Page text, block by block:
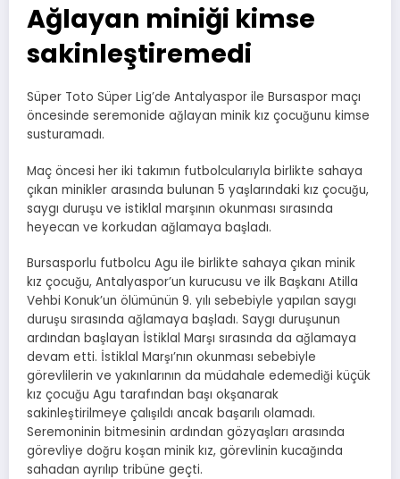
Ağlayan miniği kimse
sakinleştiremedi
Süper Toto Süper Lig’de Antalyaspor ile Bursaspor maçı
öncesinde seremonide ağlayan minik kız çocuğunu kimse
susturamadı.
Maç öncesi her iki takımın futbolcularıyla birlikte sahaya
çıkan minikler arasında bulunan 5 yaşlarındaki kız çocuğu,
saygı duruşu ve istiklal marşının okunması sırasında
heyecan ve korkudan ağlamaya başladı.
Bursasporlu futbolcu Agu ile birlikte sahaya çıkan minik
kız çocuğu, Antalyaspor’un kurucusu ve ilk Başkanı Atilla
Vehbi Konuk’un ölümünün 9. yılı sebebiyle yapılan saygı
duruşu sırasında ağlamaya başladı. Saygı duruşunun
ardından başlayan İstiklal Marşı sırasında da ağlamaya
devam etti. İstiklal Marşı’nın okunması sebebiyle
görevlilerin ve yakınlarının da müdahale edemediği küçük
kız çocuğu Agu tarafından başı okşanarak
sakinleştirilmeye çalışıldı ancak başarılı olamadı.
Seremoninin bitmesinin ardından gözyaşları arasında
görevliye doğru koşan minik kız, görevlinin kucağında
sahadan ayrılıp tribüne geçti.